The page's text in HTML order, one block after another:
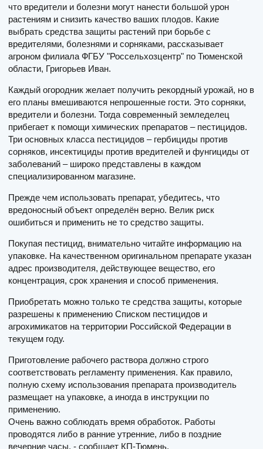
что вредители и болезни могут нанести большой урон
растениям и снизить качество ваших плодов. Какие
выбрать средства защиты растений при борьбе с
вредителями, болезнями и сорняками, рассказывает
агроном филиала ФГБУ "Россельхозцентр" по Тюменской
области, Григорьев Иван.
Каждый огородник желает получить рекордный урожай, но в
его планы вмешиваются непрошенные гости. Это сорняки,
вредители и болезни. Тогда современный земледелец
прибегает к помощи химических препаратов – пестицидов.
Три основных класса пестицидов – гербициды против
сорняков, инсектициды против вредителей и фунгициды от
заболеваний – широко представлены в каждом
специализированном магазине.
Прежде чем использовать препарат, убедитесь, что
вредоносный объект определён верно. Велик риск
ошибиться и применить не то средство защиты.
Покупая пестицид, внимательно читайте информацию на
упаковке. На качественном оригинальном препарате указан
адрес производителя, действующее вещество, его
концентрация, срок хранения и способ применения.
Приобретать можно только те средства защиты, которые
разрешены к применению Списком пестицидов и
агрохимикатов на территории Российской Федерации в
текущем году.
Приготовление рабочего раствора должно строго
соответствовать регламенту применения. Как правило,
полную схему использования препарата производитель
размещает на упаковке, а иногда в инструкции по
применению.
Очень важно соблюдать время обработок. Работы
проводятся либо в ранние утренние, либо в поздние
вечерние часы, - сообщает КП-Тюмень.